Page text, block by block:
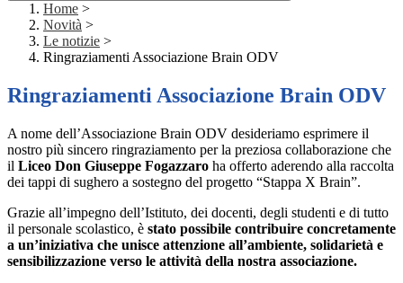
Home >
Novità >
Le notizie >
Ringraziamenti Associazione Brain ODV
Ringraziamenti Associazione Brain ODV
A nome dell’Associazione Brain ODV desideriamo esprimere il
nostro più sincero ringraziamento per la preziosa collaborazione che
il Liceo Don Giuseppe Fogazzaro ha offerto aderendo alla raccolta
dei tappi di sughero a sostegno del progetto “Stappa X Brain”.
Grazie all’impegno dell’Istituto, dei docenti, degli studenti e di tutto
il personale scolastico, è stato possibile contribuire concretamente
a un’iniziativa che unisce attenzione all’ambiente, solidarietà e
sensibilizzazione verso le attività della nostra associazione.